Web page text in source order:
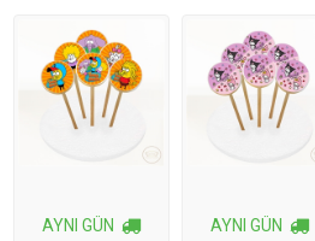
AYNI GÜN AYNI GÜN